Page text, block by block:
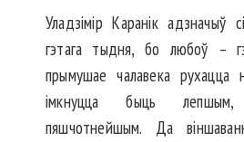
Уладзімір Каранік адзначыў
гэтага тыдня, бо любоў –
прымушае чалавека рухацца
імкнуцца быць
пяшчотнейшым. Да